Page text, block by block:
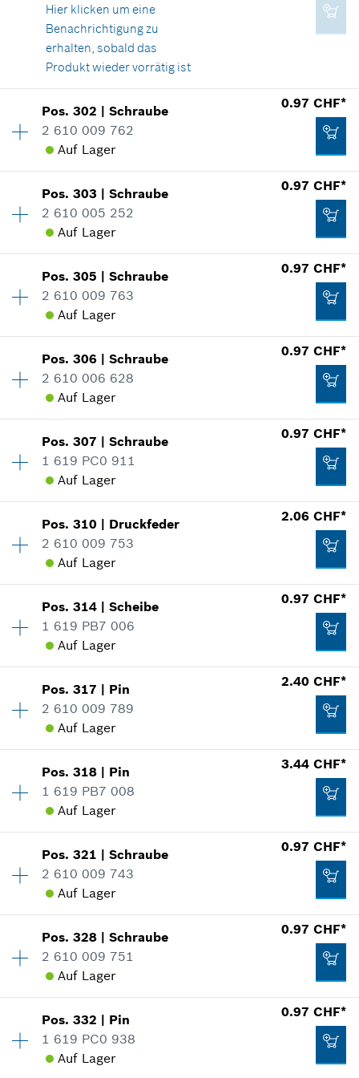
Zum Warenkorb hinzufügen
1.46 CHF*
*Alle Preise inkl. MwSt und zzgl. Versandkosten
Zum Warenkorb hinzufügen
Verwendungsnachweis
In Darstellung zeigen
2.85 CHF*
Alle Preise inkl. MwSt und zzgl. Versandkosten
Zum Warenkorb hinzufügen
Hier klicken um eine
Benachrichtigung zu
erhalten, sobald das
Produkt wieder vorrätig ist
Preisgruppe:10
Ersatzteilinformationen
0.97 CHF*
*Alle Preise inkl. MwSt und zzgl. Versandkosten
Zum Warenkorb hinzufügen
Pos.302 |Schraube
2 610 009 762
Auf Lager
0.97 CHF*
Verfügbarkeit 2
Preisgruppe:10
Ersatzteilinformationen
Verwendungsnachweis
In Darstellung zeigen
0.97 CHF*
Alle Preise inkl. MwSt und zzgl. Versandkosten
Zum Warenkorb hinzufügen
Pos.303 |Schraube
2 610 005 252
Auf Lager
0.97 CHF*
Verfügbarkeit 1
Preisgruppe:10
Ersatzteilinformationen
Verwendungsnachweis
In Darstellung zeigen
0.97 CHF*
Alle Preise inkl. MwSt und zzgl. Versandkosten
Zum Warenkorb hinzufügen
Pos.305 |Schraube
2 610 009 763
Auf Lager
0.97 CHF*
Verfügbarkeit 13
Preisgruppe:10
Ersatzteilinformationen
Verwendungsnachweis
In Darstellung zeigen
0.97 CHF*
Alle Preise inkl. MwSt und zzgl. Versandkosten
Zum Warenkorb hinzufügen
Pos.306 |Schraube
2 610 006 628
Auf Lager
0.97 CHF*
Verfügbarkeit 2
Preisgruppe:10
Ersatzteilinformationen
Verwendungsnachweis
In Darstellung zeigen
0.97 CHF*
Alle Preise inkl. MwSt und zzgl. Versandkosten
Zum Warenkorb hinzufügen
Pos.307 |Schraube
1 619 PC0 911
Auf Lager
0.97 CHF*
Preisgruppe:10
Ersatzteilinformationen
0.97 CHF*
*Alle Preise inkl. MwSt und zzgl. Versandkosten
Zum Warenkorb hinzufügen
Pos.310 | Druckfeder
2 610 009 753
Auf Lager
2.06 CHF*
Preisgruppe:12
Ersatzteilinformationen
2.06 CHF*
*Alle Preise inkl. MwSt und zzgl. Versandkosten
Zum Warenkorb hinzufügen
Pos.314 |Scheibe
1 619 PB7 006
Auf Lager
0.97 CHF*
Preisgruppe:10
Ersatzteilinformationen
0.97 CHF*
*Alle Preise inkl. MwSt und zzgl. Versandkosten
Zum Warenkorb hinzufügen
Pos.317 | Pin
2 610 009 789
Auf Lager
2.40 CHF*
Verfügbarkeit
Preisgruppe:13
Ersatzteilinformationen
Verwendungsnachweis
In Darstellung zeigen
2.40 CHF*
Alle Preise inkl. MwSt und zzgl. Versandkosten
Zum Warenkorb hinzufügen
Pos.318 | Pin
1 619 PB7 008
Auf Lager
3.44 CHF*
Preisgruppe:15
Ersatzteilinformationen
3.44 CHF*
*Alle Preise inkl. MwSt und zzgl. Versandkosten
Pos.321 |Schraube
2 610 009 743
Auf Lager
0.97 CHF*
Preisgruppe:10
Ersatzteilinformationen
Pos.328 |Schraube
2 610 009 751
Auf Lager
0.97 CHF*
Preisgruppe:10
Ersatzteilinformationen
Pos.332 | Pin
1 619 PC0 938
Auf Lager
0.97 CHF*